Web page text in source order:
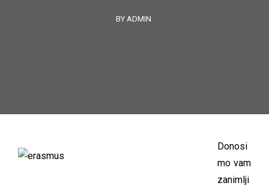
BY ADMIN
Donosi
mo vam
zanimlji